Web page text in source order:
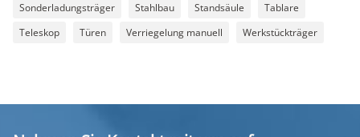
Sonderladungsträger
Stahlbau Standsäule
Tablare
Teleskop
Türen Verriegelung manuell Werkstückträger